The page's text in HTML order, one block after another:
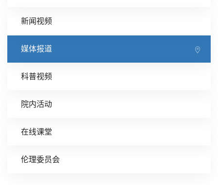
新闻视频
媒体报道
科普视频
院内活动
在线课堂
伦理委员会